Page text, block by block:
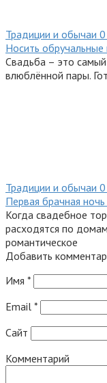
Традиции и обычаи 0
Носить
Свадьба – это
влюблённой пары.
Традиции и обычаи 0
Первая брачная
Когда свадебное
расходятся по
романтическое
Добавить
Имя *
Email *
Сайт
Комментарий